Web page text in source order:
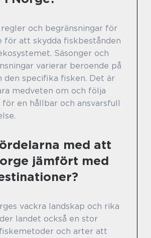
och begränsningar för
för att skydda fiskbestånden
Säsonger och
varierar beroende på
den specifika fisken. Det är
medveten om och följa
för en hållbar och ansvarsfull
med att
jämfört med
vackra landskap och rika
landet också en stor
och arter att